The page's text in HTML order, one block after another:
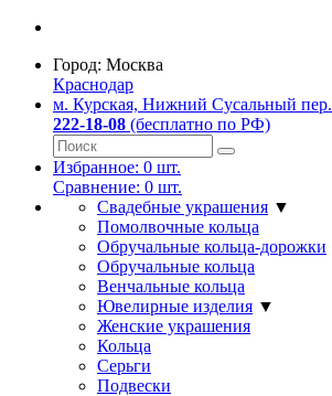
Город: Москва
Краснодар
м. Курская, Нижний Сусальный пер.
222-18-08 (бесплатно по РФ)
Избранное: 0 шт.
Сравнение: 0 шт.
Свадебные украшения ▼
Помолвочные кольца
Обручальные кольца-дорожки
Обручальные кольца
Венчальные кольца
Ювелирные изделия ▼
Женские украшения
Кольца
Серьги
Подвески